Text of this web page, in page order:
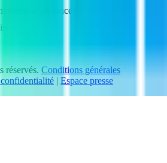
et annonces
local
réservés. Conditions générales
| Espace presse